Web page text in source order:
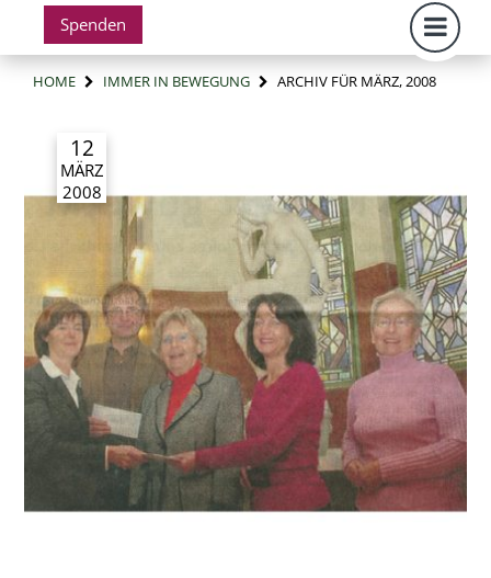
HOME IMMER IN BEWEGUNG ARCHIV FÜR MÄRZ, 2008
12
MÄRZ
2008
Spenden